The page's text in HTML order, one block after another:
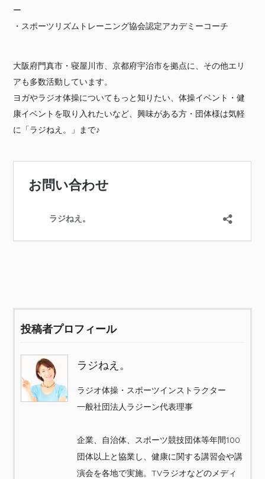
ー
・スポーツリズムトレーニング協会認定アカデミーコーチ
大阪府門真市・寝屋川市、京都府宇治市を拠点に、その他エリ
アも多数活動しています。
ヨガやラジオ体操についてもっと知りたい、体操イベント・健
康イベントを取り入れたいなど、興味がある方・団体様は気軽
に「ラジねえ。」まで♪
投稿者プロフィール
ラジねえ。
ラジオ体操・スポーツインストラクター
一般社団法人ラジーン代表理事
企業、自治体、スポーツ競技団体等年間100
団体以上と協業し、健康に関する講習会や講
演会を各地で実施。TVラジオなどのメディ